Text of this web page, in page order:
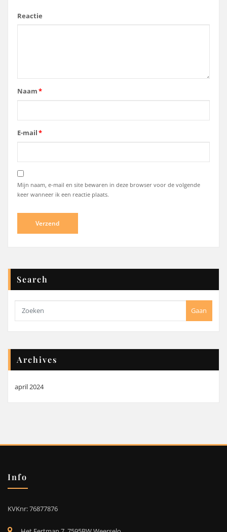
Reactie
Naam*
E-mail*
Mijn naam, e-mail en site bewaren in deze browser voor de volgende
keer wanneer ik een reactie plaats.
Search
Gaan
Archives
april 2024
Info
KVKnr: 76877876